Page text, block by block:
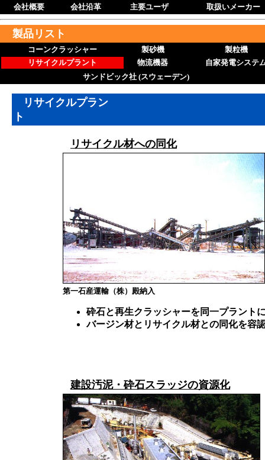
会社概要 会社沿革 主要ユーザ 取扱いメーカー
製品リスト
コーンクラッシャー 製砂機
製粒機
リサイクルプラント
物流機器
自家発電システ
サンドビック社 (スウェーデン)
リサイクルプラン
ト
リサイクル材への同化
第一石産運輸（株）殿納入
砕石と再生クラッシャーを同一プラント
バージン材とリサイクル材との同化を容
建設汚泥・砕石スラッジの資源化